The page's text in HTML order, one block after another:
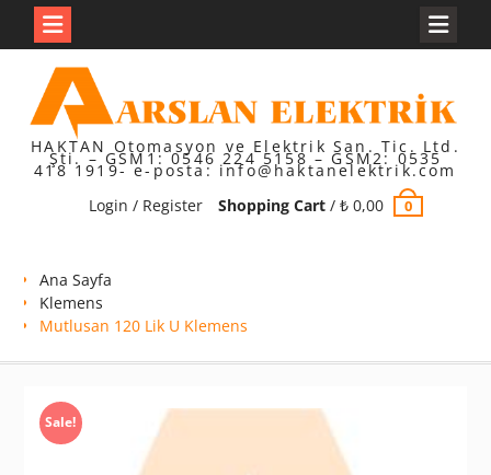
content
HAKTAN Otomasyon ve Elektrik San. Tic. Ltd.
Şti. – GSM1: 0546 224 5158 – GSM2: 0535
418 1919- e-posta: info@haktanelektrik.com
Login / Register
Shopping Cart/ ₺0,00 0
Ana Sayfa
Klemens
Mutlusan 120 Lik U Klemens
Sale!